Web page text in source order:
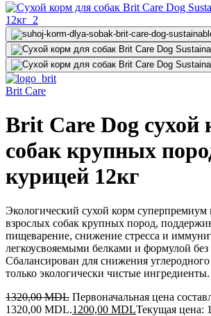
Brit Care
Brit Care Dog сухой
собак крупных
курицей 12кг
Экологический сухой корм суперпремиум
взрослых собак крупных пород,
пищеварение, снижение стресса и
легкоусвояемыми белками и формулой без
Сбалансирован для снижения
только экологически чистые ингредиенты.
1320,00MDL Первоначальная цена
1320,00 MDL.1200,00 MDLТекущая цена: